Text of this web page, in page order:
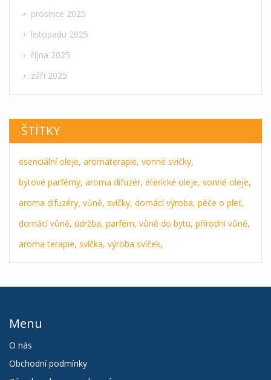
prosince 2025
listopadu 2025
října 2025
září 2025
ŠTÍTKY
esenciální oleje, aromaterapie, vonné svíčky,
bytové parfémy, aroma difuzér, éterické oleje, vonné oleje,
aroma difuzéry, vůně, svíčky, domácí výroba, péče o pleť,
domácí vůně, údržba, parfém, vůně do bytu, přírodní vůně,
aroma terapie, svíčka, výroba svíček,
Menu
O nás
Obchodní podmínky